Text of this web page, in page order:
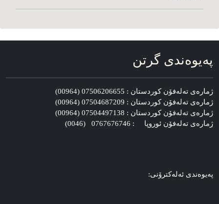
په‌یوه‌ندی گرتن
ژماره‌ی ته‌له‌فۆن کوردستان : 07506206655 (00964)
ژماره‌ی ته‌له‌فۆن کوردستان : 07504687209 (00964)
ژماره‌ی ته‌له‌فۆن کوردستان : 07504497138 (00964)
ژماره‌ی ته‌له‌فۆن ئوروپا : 0767676746 (0046)
په‌یوه‌ندی ئه‌له‌کترۆنی: